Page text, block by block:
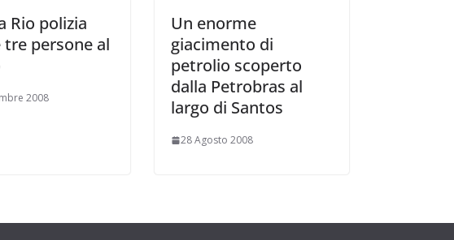
Rio polizia
tre persone al
2008
Un enorme
giacimento di
petrolio scoperto
dalla Petrobras al
largo di Santos
28 Agosto 2008